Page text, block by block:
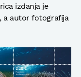
izdanja je
a autor fotografija